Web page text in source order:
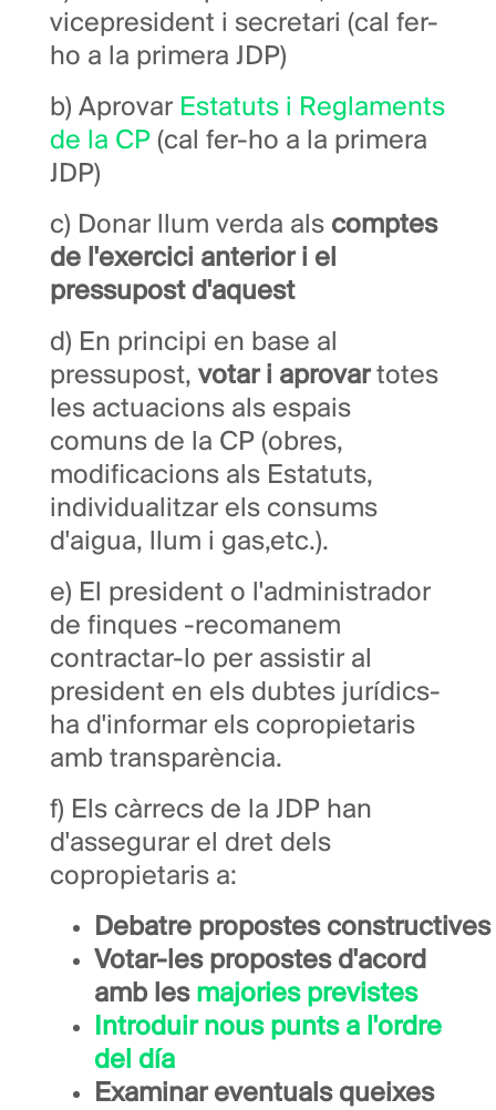
vicepresident i secretari (cal fer-
ho a la primera JDP)
b) Aprovar Estatuts i Reglaments
de la CP (cal fer-ho a la primera
JDP)
c) Donar llum verda als comptes
de l'exercici anterior i el
pressupost d'aquest
d) En principi en base al
pressupost, votar i aprovar totes
les actuacions als espais
comuns de la CP (obres,
modificacions als Estatuts,
individualitzar els consums
d'aigua, llum i gas,etc.).
e) El president o l'administrador
de finques -recomanem
contractar-lo per assistir al
president en els dubtes jurídics-
ha d'informar els copropietaris
amb transparència.
f) Els càrrecs de la JDP han
d'assegurar el dret dels
copropietaris a:
Debatre propostes constructives
Votar-les propostes d'acord
amb les majories previstes
Introduir nous punts a l'ordre
del día
Examinar eventuals queixes